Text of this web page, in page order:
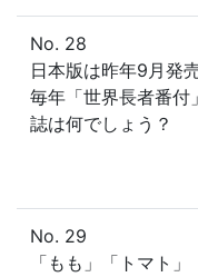
No. 28
日本版は昨年9月発
毎年「世界長者番付
誌は何でしょう？
No. 29
「もも」「トマト